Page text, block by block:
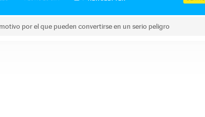
por el que pueden convertirse en un serio peligro